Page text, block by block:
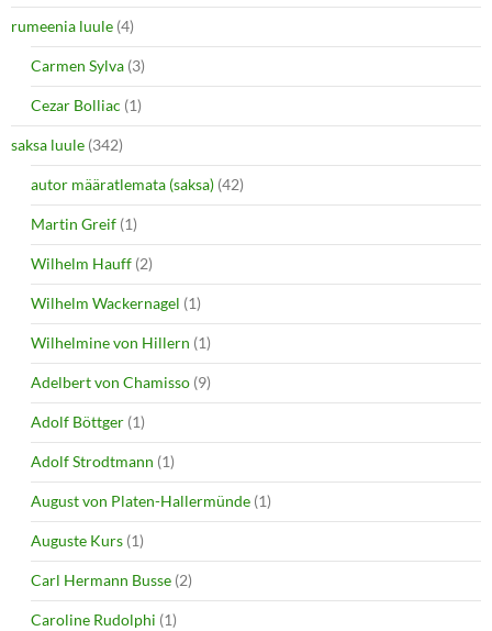
rumeenia luule (4)
Carmen Sylva (3)
Cezar Bolliac (1)
saksa luule (342)
autor määratlemata (saksa) (42)
Martin Greif (1)
Wilhelm Hauff (2)
Wilhelm Wackernagel (1)
Wilhelmine von Hillern (1)
Adelbert von Chamisso (9)
Adolf Böttger (1)
Adolf Strodtmann (1)
August von Platen-Hallermünde (1)
Auguste Kurs (1)
Carl Hermann Busse (2)
Caroline Rudolphi (1)